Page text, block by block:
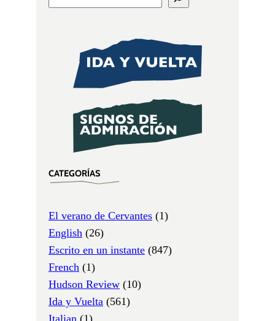
CATEGORÍAS
El verano de Cervantes (1)
English (26)
Escrito en un instante (847)
French (1)
Hudson Review (10)
Ida y Vuelta (561)
Italian (1)